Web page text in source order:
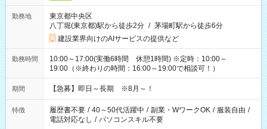
勤務地
東京都中央区
八丁堀(東京都)駅から徒歩2分 / 茅場町駅から徒歩6分
建設業界向けのAIサービスの提供など
勤務時間
10:00～17:00(実働6時間 休憩1時間) ※定時：10:00～
19:00（※終わりの時間：16:00～19:00で相談可！）
期間 【急募】即日～長期 ※8月～！
特徴 履歴書不要 / 40～50代活躍中 / 副業・WワークOK / 服装自由 /
電話対応なし / パソコンスキル不要